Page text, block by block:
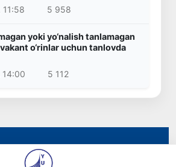
5 958
yoki yo‘nalish tanlamagan
o‘rinlar uchun tanlovda
14:00
5 112
va “Pravda Vostoka”